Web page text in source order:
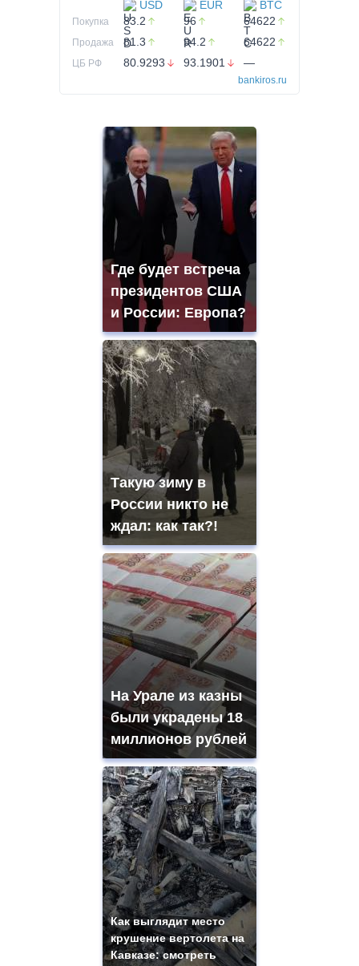
USD EUR BTC
Покупка 83.2 96 64622
Продажа 81.3 94.2 64622
ЦБ РФ 80.9293 93.1901 —
bankiros.ru
Где будет встреча
президентов США
и России: Европа?
Такую зиму в
России никто не
ждал: как так?!
На Урале из казны
были украдены 18
миллионов рублей
Как выглядит место
крушение вертолета на
Кавказе: смотреть